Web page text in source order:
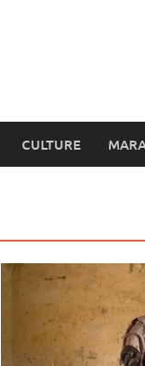
CULTURE